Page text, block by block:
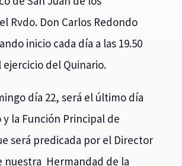
Rvdo. Don Carlos Redondo
inicio cada día a las 19.50
ejercicio del Quinario.
día 22, será el último día
la Función Principal de
será predicada por el Director
nuestra Hermandad de la